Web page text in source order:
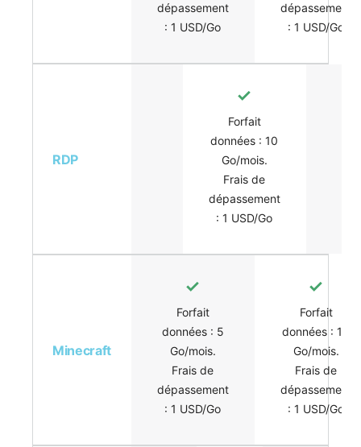
dépassement
: 1 USD/Go
dépassement
: 1 USD/Go
RDP
Forfait
données : 10
Go/mois.
Frais de
dépassement
: 1 USD/Go
Minecraft
Forfait
données : 5
Go/mois.
Frais de
dépassement
: 1 USD/Go
Forfait
données : 10
Go/mois.
Frais de
dépassement
: 1 USD/Go